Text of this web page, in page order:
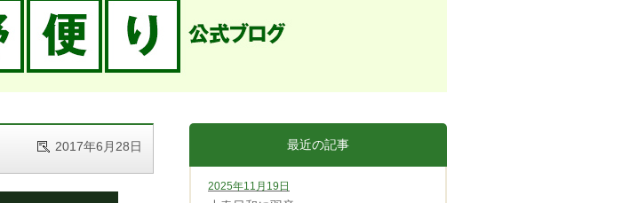
2017年6月28日 最近の記事
2025年11月19日